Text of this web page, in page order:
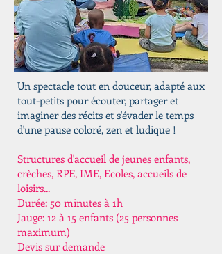
Un spectacle tout en douceur, adapté aux
tout-petits pour écouter, partager et
imaginer des récits et s'évader le temps
d'une pause coloré, zen et ludique !
Structures d'accueil de jeunes enfants,
crèches, RPE, IME, Ecoles, accueils de
loisirs...
Durée: 50 minutes à 1h
Jauge: 12 à 15 enfants (25 personnes
maximum)
Devis sur demande